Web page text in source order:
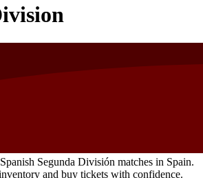
Segunda División matches in Spain.
and buy tickets with confidence.